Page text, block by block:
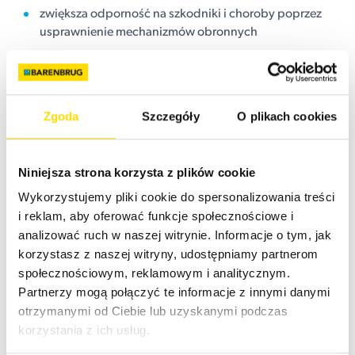
Zgoda Szczegóły O plikach cookies
Niniejsza strona korzysta z plików cookie
Wykorzystujemy pliki cookie do spersonalizowania treści
i reklam, aby oferować funkcje społecznościowe i
analizować ruch w naszej witrynie. Informacje o tym, jak
korzystasz z naszej witryny, udostępniamy partnerom
społecznościowym, reklamowym i analitycznym.
Partnerzy mogą połączyć te informacje z innymi danymi
otrzymanymi od Ciebie lub uzyskanymi podczas
korzystania z ich usług.
zwiększa odporność na szkodniki i choroby poprzez
usprawnienie mechanizmów obronnych
Zawartosć krzemianu potasu i krzemu:
krzem jest pierwiastkiem korzystnym, niezbędnym dla
wielu upraw
zwiększa tolerancję na stres: suszę, zasolenie,
ekstremalne temperatury
Zeolit- zapewnia ochronę życia w glebie i przechowuje
składniki odżywcze
Zdrowszy, bardziej zielony wzrost
przez cały sezon.